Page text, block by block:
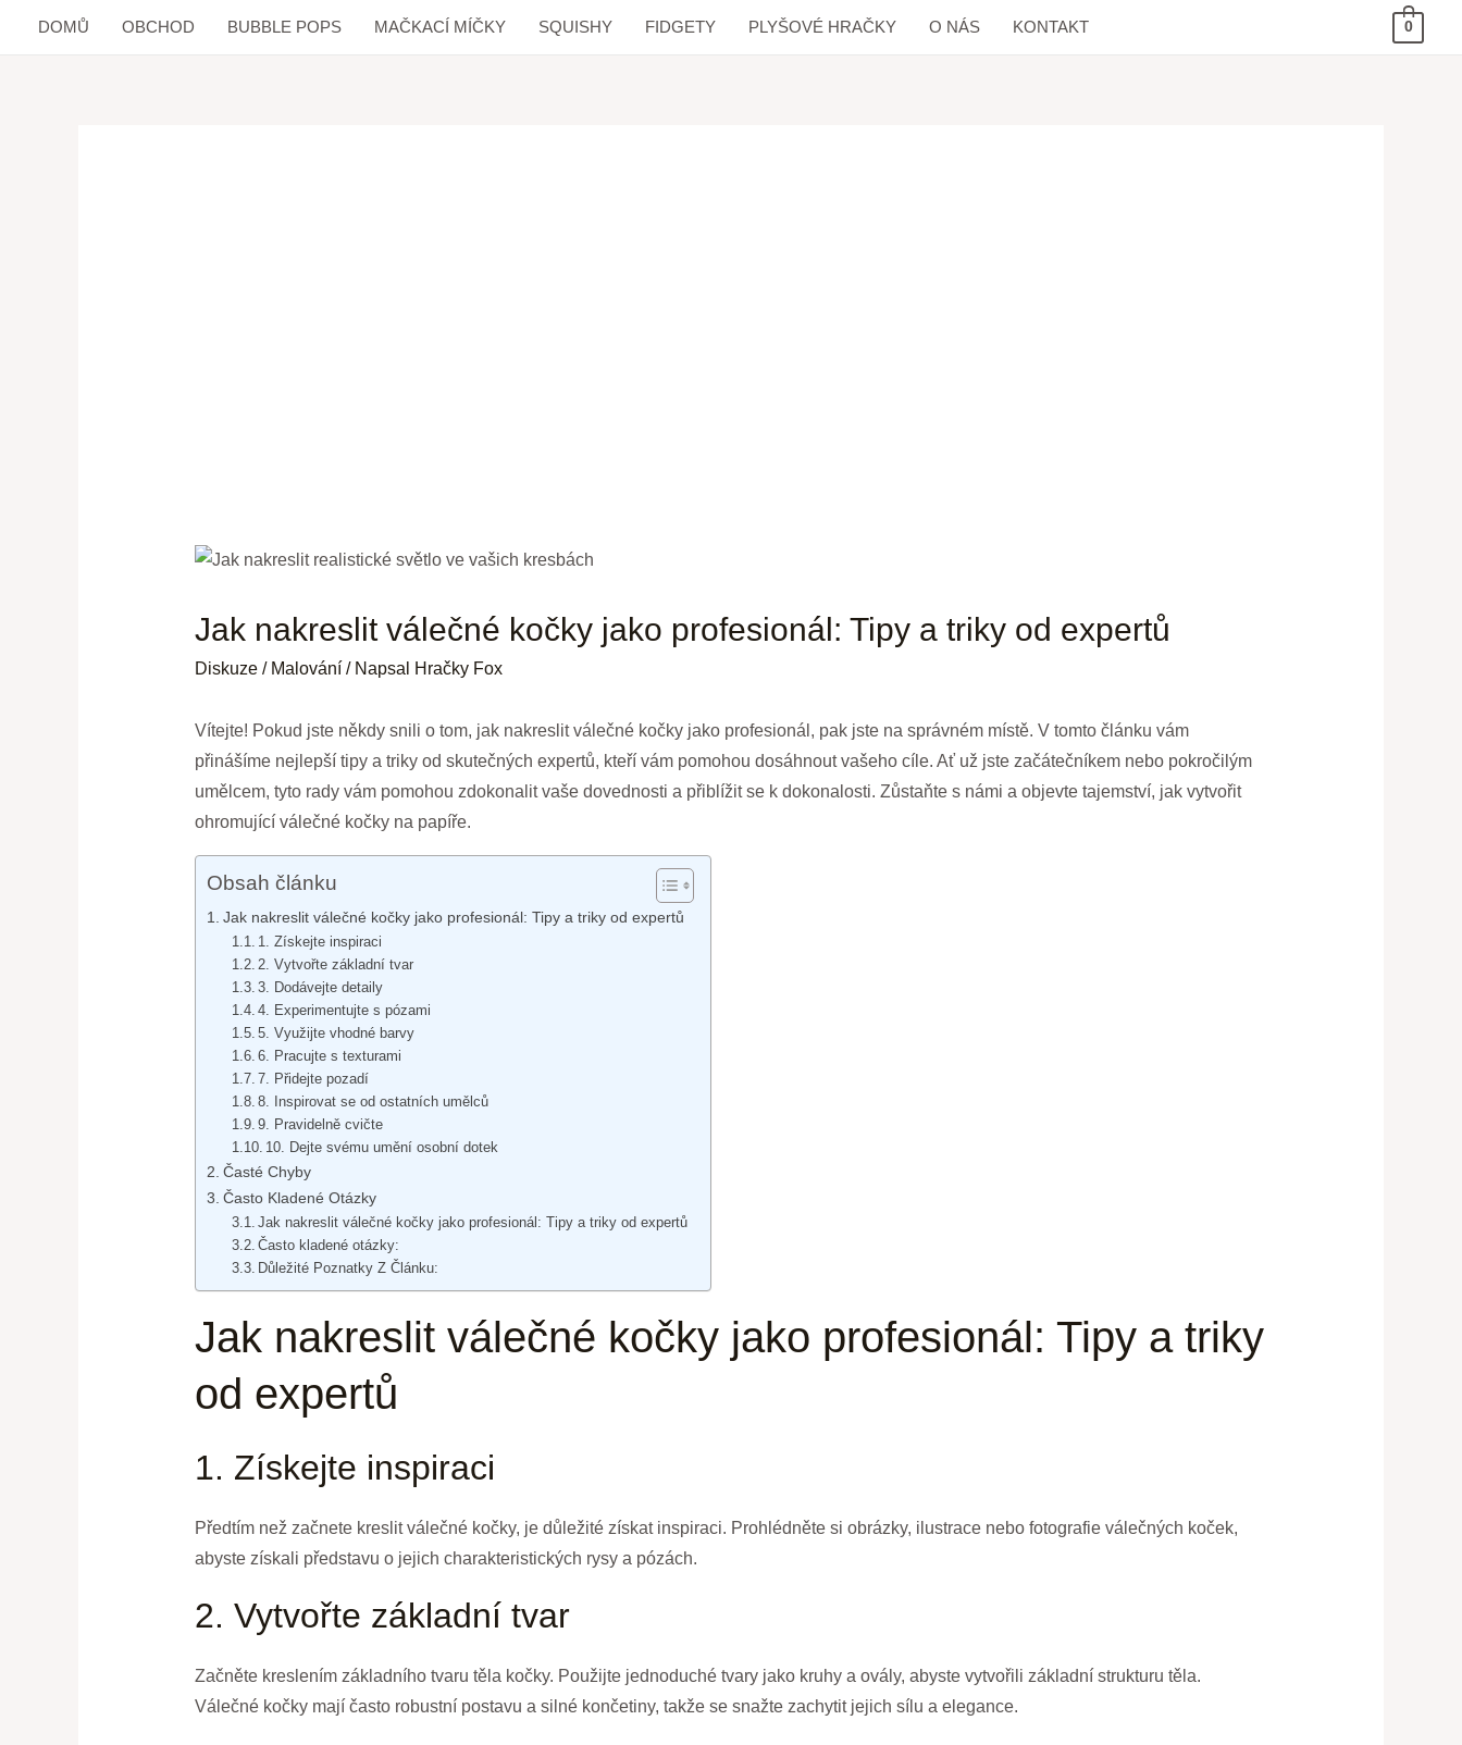
DOMŮ OBCHOD BUBBLE POPS MAČKACÍ MÍČKY SQUISHY FIDGETY PLYŠOVÉ HRAČKY O NÁS KONTAKT 0
Jak nakreslit válečné kočky jako profesionál: Tipy a triky od expertů
Diskuze / Malování/ Napsal Hračky Fox
Vítejte! Pokud jste někdy snili o tom, jak nakreslit válečné kočky jako profesionál, pak jste na správném místě. V tomto článku vám
přinášíme nejlepší tipy a triky od skutečných expertů, kteří vám pomohou dosáhnout vašeho cíle. Ať už jste začátečníkem nebo pokročilým
umělcem, tyto rady vám pomohou zdokonalit vaše dovednosti a přiblížit se k dokonalosti. Zůstaňte s námi a objevte tajemství, jak vytvořit
ohromující válečné kočky na papíře.
Obsah článku
Jak nakreslit válečné kočky jako profesionál: Tipy a triky od expertů
1. Získejte inspiraci
2. Vytvořte základní tvar
3. Dodávejte detaily
4. Experimentujte s pózami
5. Využijte vhodné barvy
6. Pracujte s texturami
7. Přidejte pozadí
8. Inspirovat se od ostatních umělců
9. Pravidelně cvičte
10. Dejte svému umění osobní dotek
Časté Chyby
Často Kladené Otázky
Jak nakreslit válečné kočky jako profesionál: Tipy a triky od expertů
Často kladené otázky:
Důležité Poznatky Z Článku:
Jak nakreslit válečné kočky jako profesionál: Tipy a triky
od expertů
1. Získejte inspiraci
Předtím než začnete kreslit válečné kočky, je důležité získat inspiraci. Prohlédněte si obrázky, ilustrace nebo fotografie válečných koček,
abyste získali představu o jejich charakteristických rysy a pózách.
2. Vytvořte základní tvar
Začněte kreslením základního tvaru těla kočky. Použijte jednoduché tvary jako kruhy a ovály, abyste vytvořili základní strukturu těla.
Válečné kočky mají často robustní postavu a silné končetiny, takže se snažte zachytit jejich sílu a elegance.